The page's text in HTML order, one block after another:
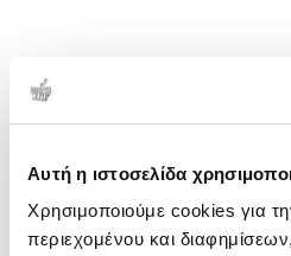
Αυτή η ιστοσελίδα
Χρησιμοποιούμε cookies για
περιεχομένου και